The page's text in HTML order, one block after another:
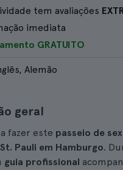
tem avaliações
imediata
GRATUITO
Alemão
geral
fazer este passeio de
Pauli em Hamburgo.
guia profissional